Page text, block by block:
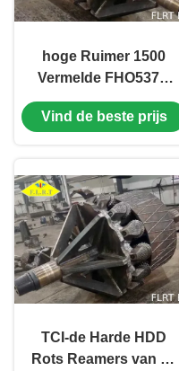
hoge Ruimer 1500
Vermelde FHO537G
api-7-1 van de
nauwkeurigheidshdd
Vind de beste prijs
TCI-de Harde HDD
Rots Reamers van de